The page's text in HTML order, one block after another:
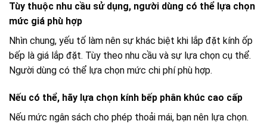
Tùy thuộc nhu cầu sử dụng, người dùng có thể lựa chọn
mức giá phù hợp
Nhìn chung, yếu tố làm nên sự khác biệt khi lắp đặt kính ốp
bếp là giá lắp đặt. Tùy theo nhu cầu và sự lựa chọn cụ thể.
Người dùng có thể lựa chọn mức chi phí phù hợp.
Nếu có thể, hãy lựa chọn kính bếp phân khúc cao cấp
Nếu mức ngân sách cho phép thoải mái, bạn nên lựa chọn.